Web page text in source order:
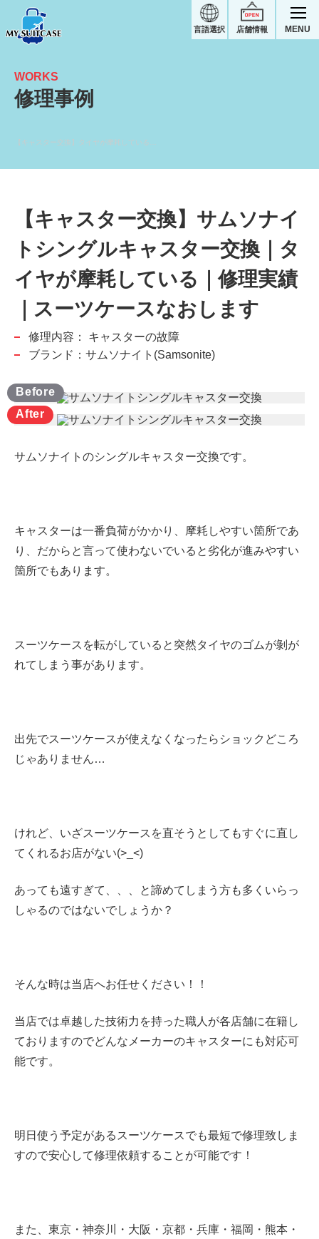
店舗情報
言語選択 MENU
WORKS
修理事例
【キャスター交換】サムソナイ
トシングルキャスター交換｜タ
イヤが摩耗している｜修理実績
｜スーツケースなおします
修理内容：
キャスターの故障
ブランド：サムソナイト(Samsonite)
サムソナイトのシングルキャスター交換です。
キャスターは一番負荷がかかり、摩耗しやすい箇所であ
り、だからと言って使わないでいると劣化が進みやすい
箇所でもあります。
スーツケースを転がしていると突然タイヤのゴムが剝が
れてしまう事があります。
出先でスーツケースが使えなくなったらショックどころ
じゃありません…
けれど、いざスーツケースを直そうとしてもすぐに直し
てくれるお店がない(>_<)
あっても遠すぎて、、、と諦めてしまう方も多くいらっ
しゃるのではないでしょうか？
そんな時は当店へお任せください！！
当店では卓越した技術力を持った職人が各店舗に在籍し
ておりますのでどんなメーカーのキャスターにも対応可
能です。
明日使う予定があるスーツケースでも最短で修理致しま
すので安心して修理依頼することが可能です！
また、東京・神奈川・大阪・京都・兵庫・ 福岡・熊本・